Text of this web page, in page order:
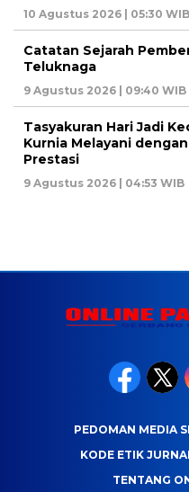
10 Agustus 2026 | 05:30 WIB
Catatan Sejarah
Teluknaga
9 Agustus 2026 | 09:40 WIB
Tasyakuran Hari Jadi
Kurnia Melayani
Prestasi
9 Agustus 2026 | 04:53 WIB
PEDOMAN MEDIA
KODE ETIK
TENTANG